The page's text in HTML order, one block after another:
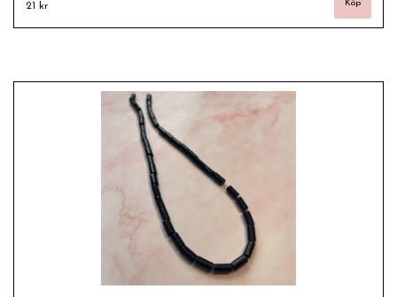
21 kr